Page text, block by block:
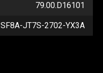
79.00.D16101
SF8A-JT7S-2702-YX3A